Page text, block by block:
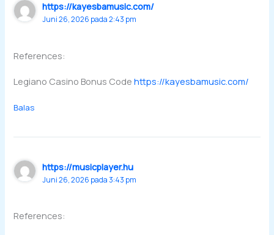
https://kayesbamusic.com/
Juni 26, 2026 pada 2:43 pm
References:
Legiano Casino Bonus Codehttps://kayesbamusic.com/
Balas
https://musicplayer.hu
Juni 26, 2026 pada 3:43 pm
References: